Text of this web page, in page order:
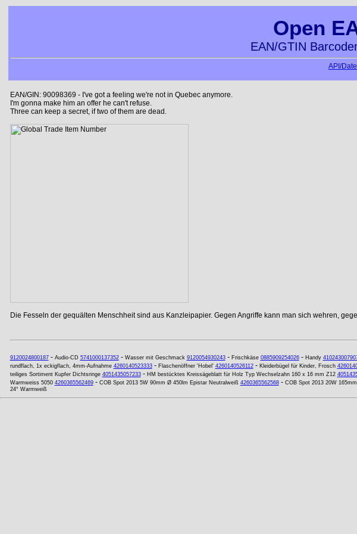
Open
EAN/GTIN
API/
EAN/GIN: 90098369 - I've got a feeling we're not in Quebec anymore.
I'm gonna make him an offer he can't refuse.
Three can keep a secret, if two of them are dead.
Die Fesseln der gequälten Menschheit sind aus Kanzleipapier. Gegen Angriffe kann man sich wehren,
9120024800187- Audio-CD 5741000137352- Wasser mit Geschmack 9120054930243- Frischkäse 0885909254026- Handy
rundflach, 1x eckigflach, 4mm-Aufnahme 4260140523333- Flaschenöffner 'Hobel' 4260140526112- Kleiderbügel für Kinder, Frosch
teiliges Sortiment Kupfer Dichtsringe 4051435057233- HM bestücktes Kreissägeblatt für Holz Typ Wechselzahn 160 x 16 mm Z12
Warmweiss 5050 4260365562469- COB Spot 2013 5W 90mm Ø 450lm Epistar Neutralweiß 4260365562568- COB Spot 2013 20W
24° Warmweiß